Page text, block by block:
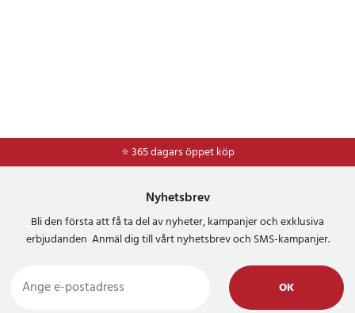
⭐ 365 dagars öppet köp
⭐Frakt 49kr *
Nyhetsbrev
Bli den första att få ta del av nyheter, kampanjer och exklusiva
erbjudanden Anmäl dig till vårt nyhetsbrev och SMS-kampanjer.
OK